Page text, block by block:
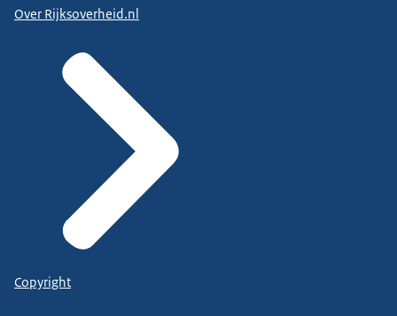
Over Rijksoverheid.nl
Copyright